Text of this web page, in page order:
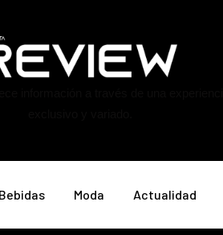
Bebidas Moda Actualidad